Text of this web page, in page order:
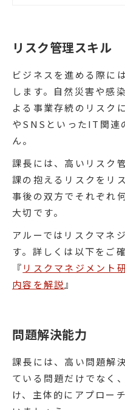
リスク管理スキル
ビジネスを進める際に
します。自然災害や感
よる事業存続のリスク
やSNSといったIT関連
ん。
課長には、高いリスク
課の抱えるリスクをリ
事後の双方でそれぞれ
大切です。
アルーではリスクマネ
す。詳しくは以下をご
『 リスクマネジメント
内容を解説 』
問題解決能力
課長には、高い問題解
ている問題だけでなく
け、主体的にアプロー